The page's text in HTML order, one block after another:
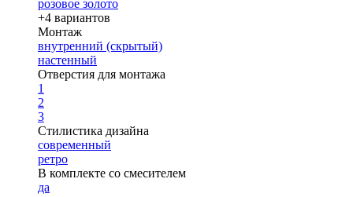
розовое золото
+4 вариантов
Монтаж
внутренний (скрытый)
настенный
Отверстия для монтажа
1
2
3
Стилистика дизайна
современный
ретро
В комплекте со смесителем
да